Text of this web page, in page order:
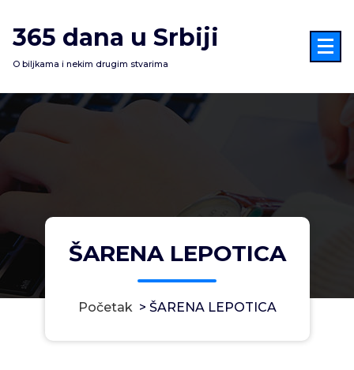
na
sadržaj
365 dana u Srbiji
O biljkama i nekim drugim stvarima
ŠARENA LEPOTICA
Početak> ŠARENA LEPOTICA